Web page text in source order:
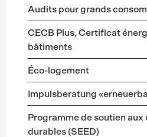
Audits pour grands
CECB Plus, Certificat
bâtiments
Éco-logement
Impulsberatung
Programme de soutien aux
durables (SEED)